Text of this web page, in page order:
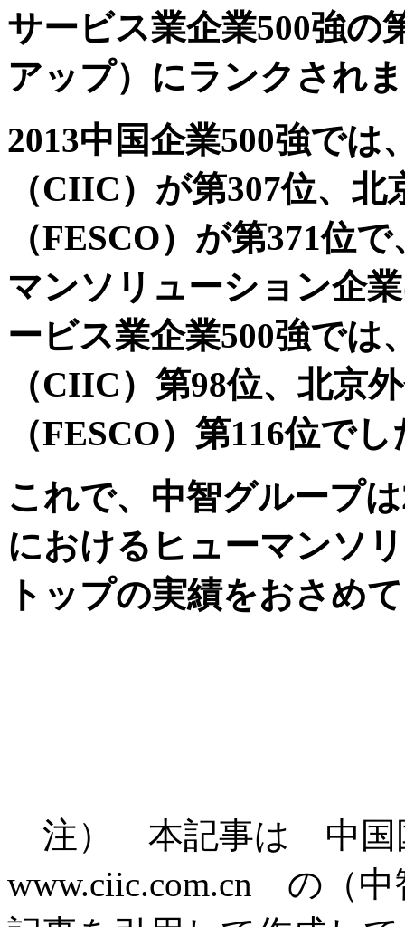
サービス業企業500強の
アップ）にランクされ
2013中国企業500強では
（CIIC）が第307位、
（FESCO）が第371位
マンソリューション企
ービス業企業500強では
（CIIC）第98位、北京
（FESCO）第116位で
これで、中智グループ
におけるヒューマンソ
トップの実績をおさめ
注） 本記事は 中国
www.ciic.com.cn の（